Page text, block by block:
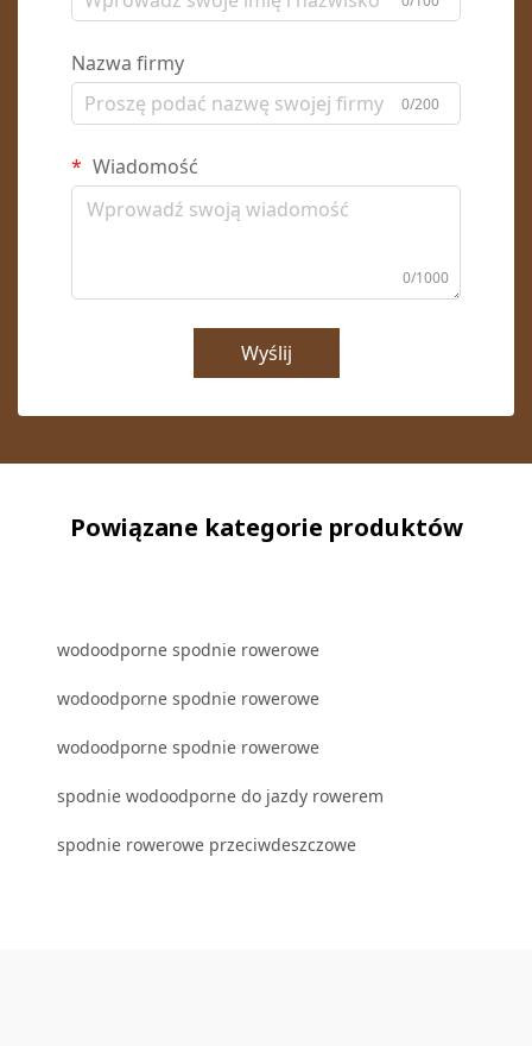
Nazwa firmy
0/200
Wiadomość
0/1000
Wyślij
Powiązane kategorie produktów
wodoodporne spodnie rowerowe
wodoodporne spodnie rowerowe
wodoodporne spodnie rowerowe
spodnie wodoodporne do jazdy rowerem
spodnie rowerowe przeciwdeszczowe